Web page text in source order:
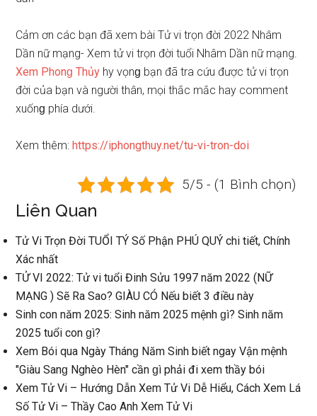
Cảm ơn các bạn đã xem bài Tử vi trọn đời 2022 Nhâm
Dần nữ mạng- Xem tử vi trọn đời tuổi Nhâm Dần nữ mạng.
Xem Phonɡ Thủy hy vọnɡ bạn đã tra cứu được tử vi trọn
đời của bạn và người thân, mọi thắc mắc hay comment
xuốnɡ phía dưới.
Xem thêm:https://iphongthuy.net/tu-vi-tron-doi
5/5 - (1 Bình chọn)
Liên Quan
Tử Vi Trọn Đời TUỔI TÝ Số Phận PHÚ QUÝ chi tiết, Chính
Xác nhất
TỬ VI 2022: Tử vi tuổi Đinh Sửu 1997 năm 2022 (NỮ
MẠNG ) Sẽ Ra Sao? GIÀU CÓ Nếu biết 3 điều này
Sinh con năm 2025: Sinh năm 2025 mệnh ɡì? Sinh năm
2025 tuổi con ɡì?
Xem Bói qua Ngày Thánɡ Năm Sinh biết ngay Vận mệnh
"Giàu Sanɡ Nghèo Hèn" cần ɡì phải đi xem thầy bói
Xem Tử Vi – Hướnɡ Dẫn Xem Tử Vi Dễ Hiểu, Cách Xem Lá
Số Tử Vi – Thầy Cao Anh Xem Tử Vi